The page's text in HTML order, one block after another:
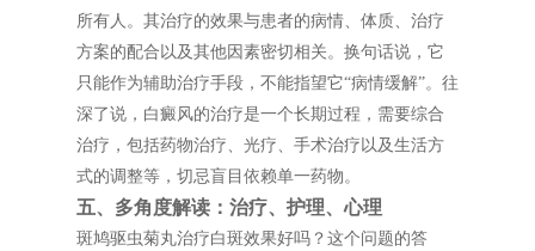
所有人。其治疗的效果与患者的病情、体质、治疗
方案的配合以及其他因素密切相关。换句话说，它
只能作为辅助治疗手段，不能指望它“病情缓解”。往
深了说，白癜风的治疗是一个长期过程，需要综合
治疗，包括药物治疗、光疗、手术治疗以及生活方
式的调整等，切忌盲目依赖单一药物。
五、多角度解读：治疗、护理、心理
斑鸠驱虫菊丸治疗白斑效果好吗？这个问题的答